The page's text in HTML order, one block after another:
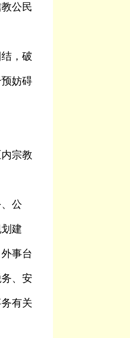
公民
，破
妨碍
宗教
公
建
事台
、安
有关